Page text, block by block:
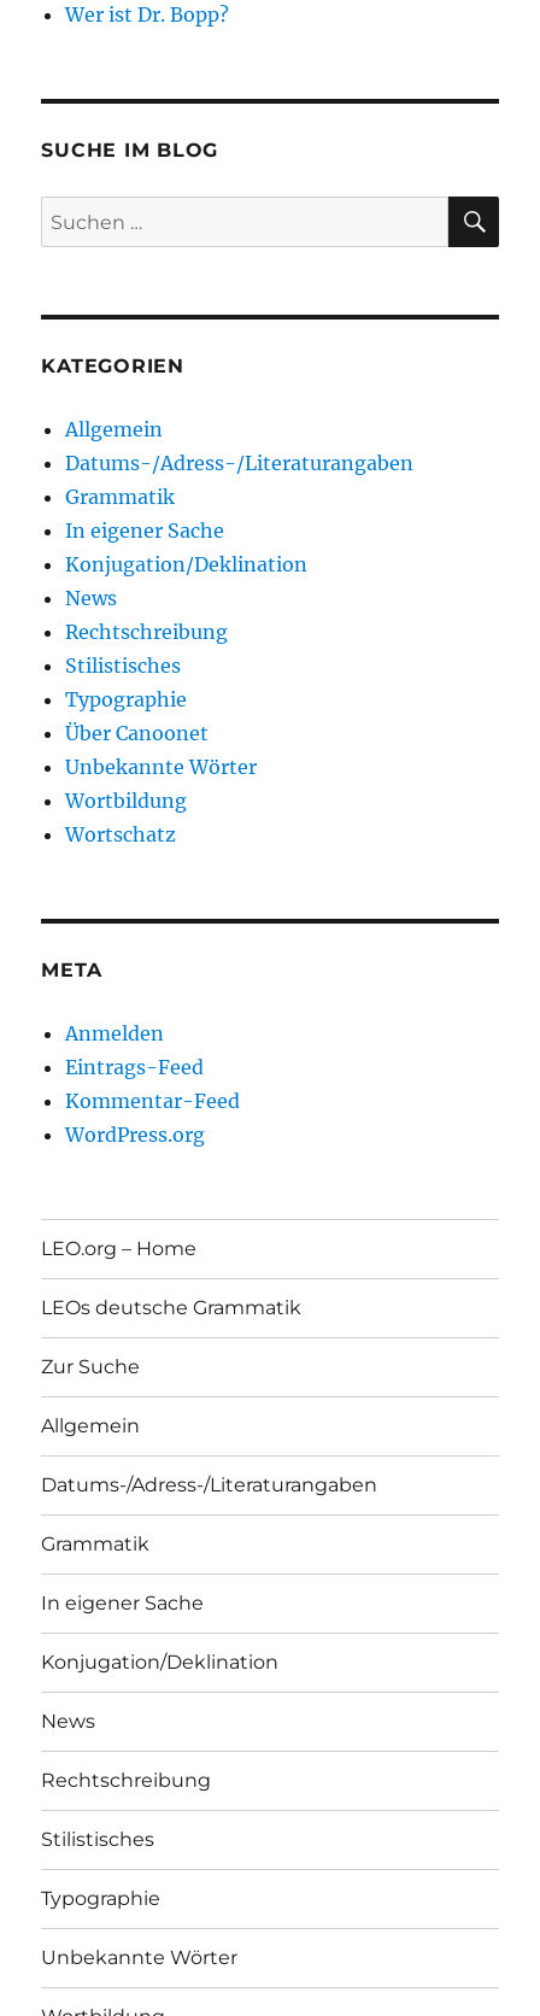
Wer ist Dr. Bopp?
SUCHE IM BLOG
Suchen
nach:
KATEGORIEN
Allgemein
Datums-/Adress-/Literaturangaben
Grammatik
In eigener Sache
Konjugation/Deklination
News
Rechtschreibung
Stilistisches
Typographie
Über Canoonet
Unbekannte Wörter
Wortbildung
Wortschatz
META
Anmelden
Eintrags-Feed
Kommentar-Feed
WordPress.org
LEO.org – Home
LEOs deutsche Grammatik
Zur Suche
Allgemein
Datums-/Adress-/Literaturangaben
Grammatik
In eigener Sache
Konjugation/Deklination
News
Rechtschreibung
Stilistisches
Typographie
Unbekannte Wörter